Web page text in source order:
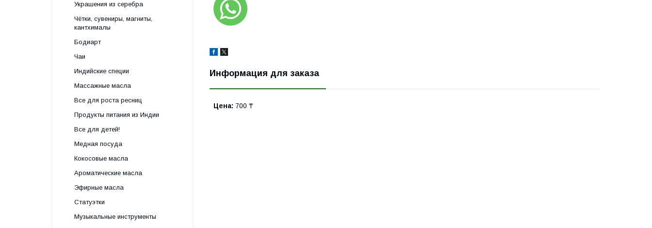
Информация для заказа
Цена: 700 ₸
Украшения из серебра
Чётки, сувениры, магниты,
кантхималы
Бодиарт
Чаи
Индийские специи
Массажные масла
Все для роста ресниц
Продукты питания из Индии
Все для детей!
Медная посуда
Кокосовые масла
Ароматические масла
Эфирные масла
Статуэтки
Музыкальные инструменты